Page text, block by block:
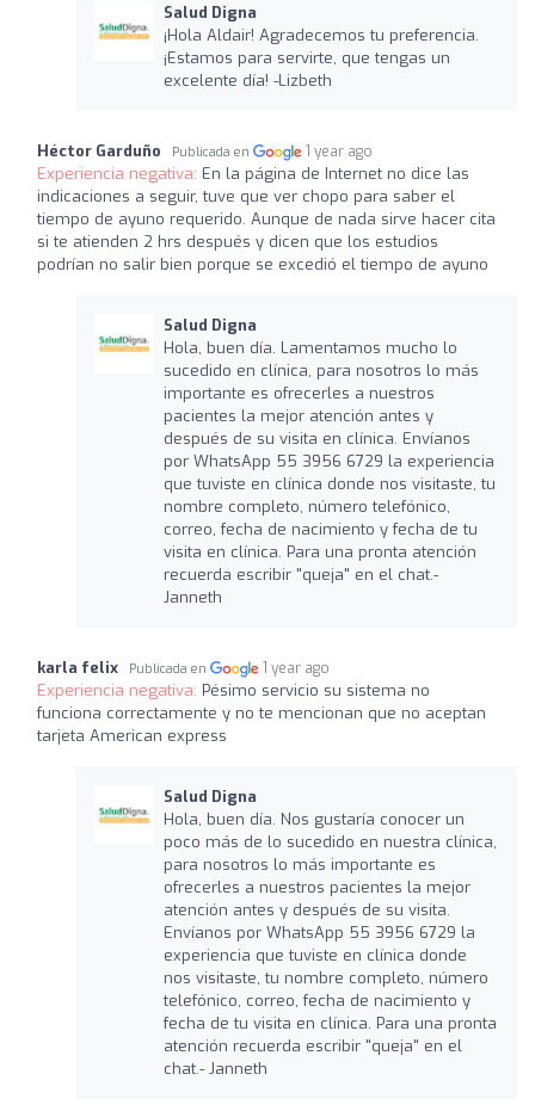
Salud Digna
¡Hola Aldair! Agradecemos tu preferencia.
¡Estamos para servirte, que tengas un
excelente día! -Lizbeth
Héctor Garduño Publicada en 1 year ago
Experiencia negativa: En la página de Internet no dice las
indicaciones a seguir, tuve que ver chopo para saber el
tiempo de ayuno requerido. Aunque de nada sirve hacer cita
si te atienden 2 hrs después y dicen que los estudios
podrían no salir bien porque se excedió el tiempo de ayuno
Salud Digna
Hola, buen día. Lamentamos mucho lo
sucedido en clínica, para nosotros lo más
importante es ofrecerles a nuestros
pacientes la mejor atención antes y
después de su visita en clínica. Envíanos
por WhatsApp 55 3956 6729 la experiencia
que tuviste en clínica donde nos visitaste, tu
nombre completo, número telefónico,
correo, fecha de nacimiento y fecha de tu
visita en clínica. Para una pronta atención
recuerda escribir "queja" en el chat.-
Janneth
karla felix Publicada en 1 year ago
Experiencia negativa: Pésimo servicio su sistema no
funciona correctamente y no te mencionan que no aceptan
tarjeta American express
Salud Digna
Hola, buen día. Nos gustaría conocer un
poco más de lo sucedido en nuestra clínica,
para nosotros lo más importante es
ofrecerles a nuestros pacientes la mejor
atención antes y después de su visita.
Envíanos por WhatsApp 55 3956 6729 la
experiencia que tuviste en clínica donde
nos visitaste, tu nombre completo, número
telefónico, correo, fecha de nacimiento y
fecha de tu visita en clínica. Para una pronta
atención recuerda escribir "queja" en el
chat.- Janneth